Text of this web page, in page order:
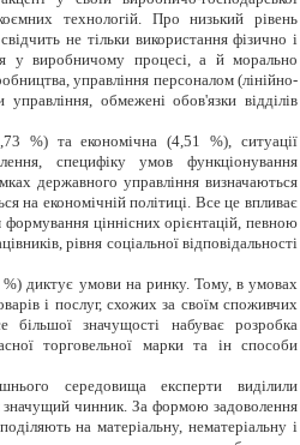
технологій. Про низький рівень
не тільки використання фізично і
у виробничому процесі, а й морально
управління персоналом (лінійно-
управління, обмежені обов'язки відділів
%) та економічна (4,51 %), ситуації
специфіку умов функціонування
державного управління визначаються
на економічній політиці. Все це впливає
ціннісних орієнтацій, певною
рівня соціальної відповідальності
%)диктує умови на ринку.Тому, в умовах
і послуг, схожих за своїм споживчих
більшої значущості набуває розробка
торговельної марки та ін способи
середовища експерти виділили
чинник. За формою задоволення
на матеріальну, нематеріальну і